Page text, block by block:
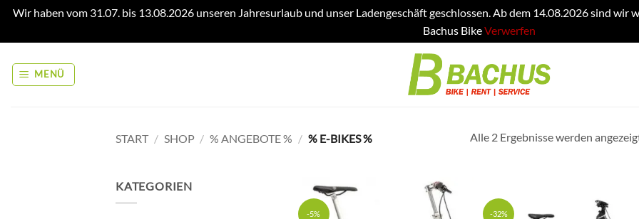
Wir haben vom 31.07. bis 13.08.2026 unseren Jahresurlaub und unser Ladengeschäft geschlossen. Ab dem 14.08.2026 sind wir
Bachus BikeVerwerfen
Inhalt
springen
MENÜ
START / SHOP / % ANGEBOTE % / % E-BIKES % Alle 2 Ergebnisse werden
KATEGORIEN
-5%
-32%